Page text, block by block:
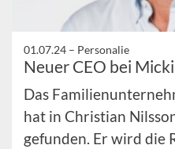
01.07.24 – Personalie
Neuer CEO bei
Das
hat in Christian
gefunden. Er wird die